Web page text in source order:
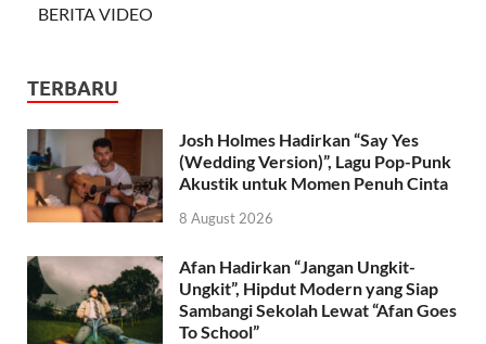
BERITA VIDEO
TERBARU
Josh Holmes Hadirkan “Say Yes
(Wedding Version)”, Lagu Pop-Punk
Akustik untuk Momen Penuh Cinta
8 August 2026
Afan Hadirkan “Jangan Ungkit-
Ungkit”, Hipdut Modern yang Siap
Sambangi Sekolah Lewat “Afan Goes
To School”